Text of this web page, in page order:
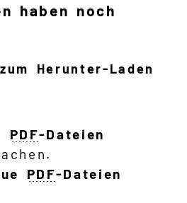
haben noch
Herunter-Laden
PDF-Dateien
PDF-Dateien